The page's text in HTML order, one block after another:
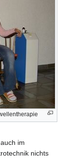
im
nichts